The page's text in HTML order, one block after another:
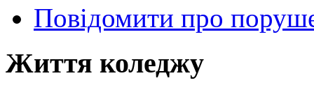
Повідомити про
Життя коледжу